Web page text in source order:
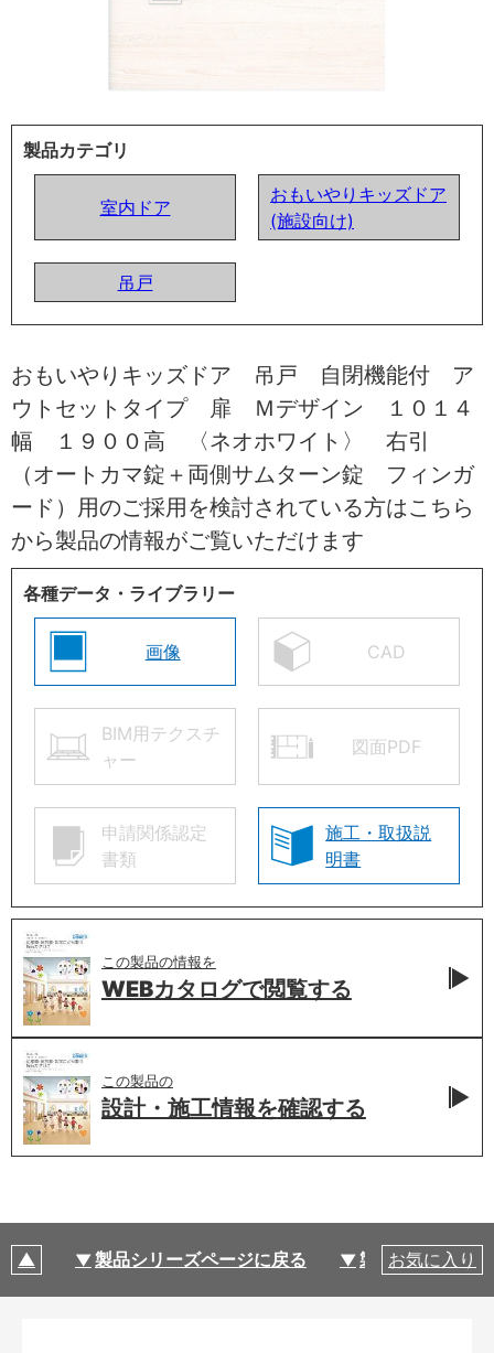
製品カテゴリ
室内ドア
おもいやりキッズドア
(施設向け)
吊戸
おもいやりキッズドア 吊戸 自閉機能付 ア
ウトセットタイプ 扉 Ｍデザイン １０１４
幅 １９００高 〈ネオホワイト〉 右引
（オートカマ錠＋両側サムターン錠 フィンガ
ード）用のご採用を検討されている方はこちら
から製品の情報がご覧いただけます
各種データ・ライブラリー
画像 CAD
BIM用テクスチ
ャー
図面PDF
申請関係認定
書類
施工・取扱説
明書
この製品の情報を
WEBカタログで閲覧する
この製品の
設計・施工情報を確認する
製品シリーズページに戻る 製品仕様
お気に入り